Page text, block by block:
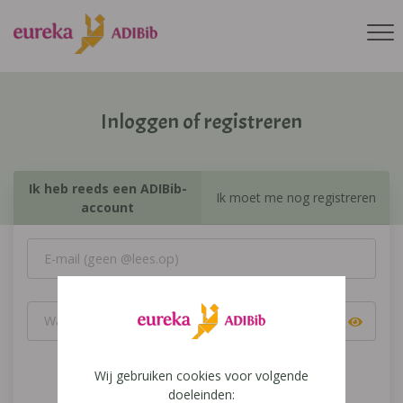
Inloggen of registreren
Ik heb reeds een ADIBib-
account
Ik moet me nog registreren
Inloggen
Wij gebruiken cookies voor volgende
doeleinden: